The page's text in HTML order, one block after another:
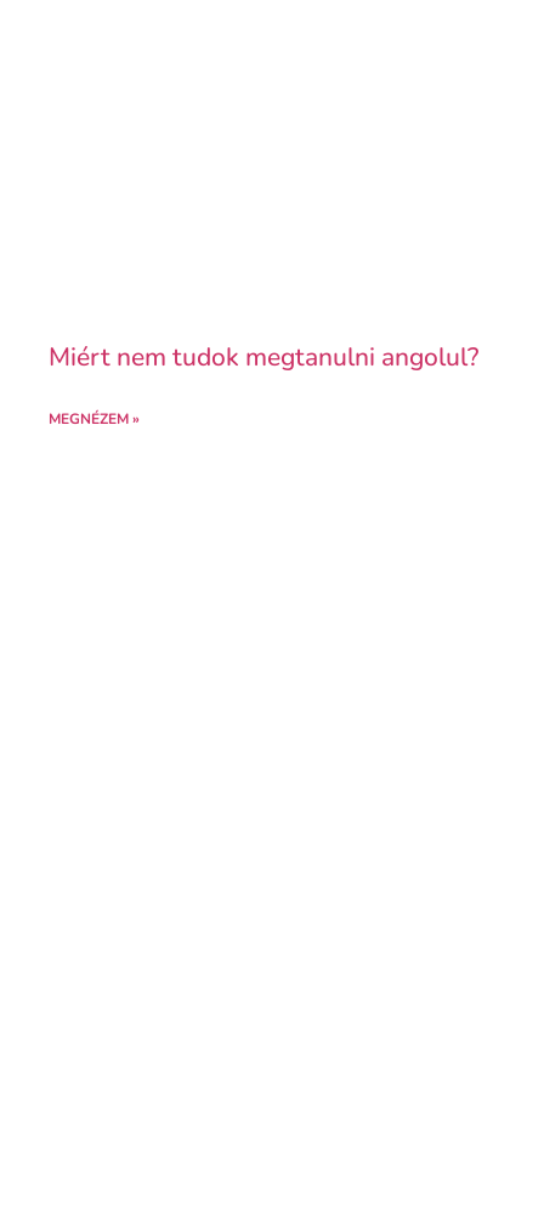
Miért nem tudok megtanulni angolul?
MEGNÉZEM »